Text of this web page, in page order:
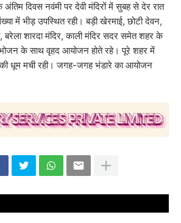
अंतिम दिवस नवंमी पर देवी मंदिरों में सुबह से देर रात
में भीड़ उपस्थित रही। बड़ी खेरमाई, छोटी देवन,
बरेला शारदा मंदिर, काली मंदिर सदर समेत शहर के
भोजन के साथ वृहद आयोजन होते रहे। पूरे शहर में
की धूम मची रही। जगह-जगह भंडारे का आयोजन